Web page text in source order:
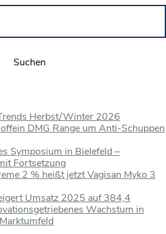
Herbst/Winter 2026
DMG Range um Anti-Schuppen
Symposium in Bielefeld –
Fortsetzung
2 % heißt jetzt Vagisan Myko 3
Umsatz 2025 auf 384,4
Wachstum in